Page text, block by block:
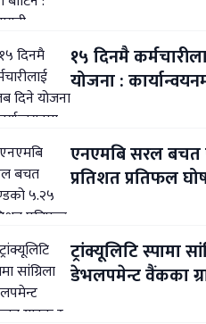
१५ दिनमै
योजना :
एनएमबि सरल
प्रतिशत प्रतिफल
ट्रांक्यूलिटि स्पामा
डेभलपमेन्ट वैंकका